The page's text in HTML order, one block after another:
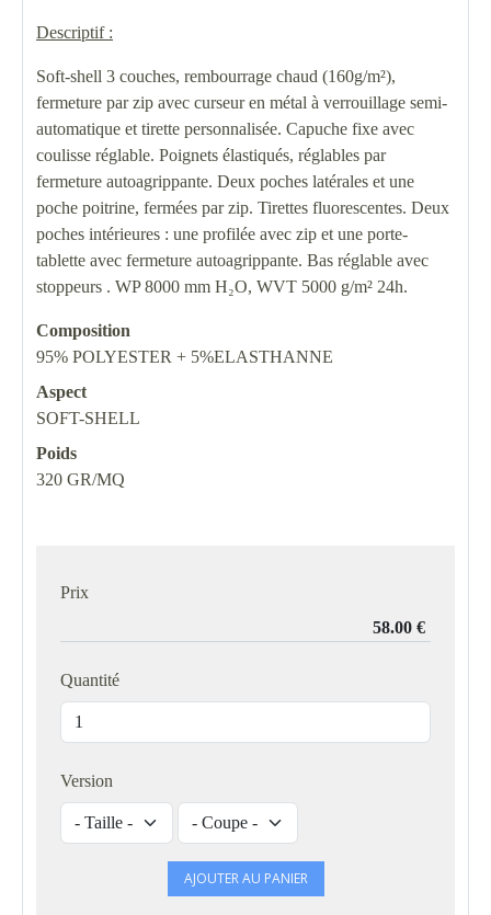
Descriptif :
Soft-shell 3 couches, rembourrage chaud (160g/m²),
fermeture par zip avec curseur en métal à verrouillage semi-
automatique et tirette personnalisée. Capuche fixe avec
coulisse réglable. Poignets élastiqués, réglables par
fermeture autoagrippante. Deux poches latérales et une
poche poitrine, fermées par zip. Tirettes fluorescentes. Deux
poches intérieures : une profilée avec zip et une porte-
tablette avec fermeture autoagrippante. Bas réglable avec
stoppeurs . WP 8000 mm H₂O, WVT 5000 g/m² 24h.
Composition
95% POLYESTER + 5%ELASTHANNE
Aspect
SOFT-SHELL
Poids
320 GR/MQ
Prix
Quantité
Version
AJOUTER AU PANIER